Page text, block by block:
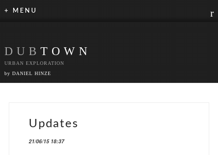
+ MENU r
DUB TOWN
URBAN EXPLORATION
by DANIEL HINZE
Updates
21/06/15 18:37